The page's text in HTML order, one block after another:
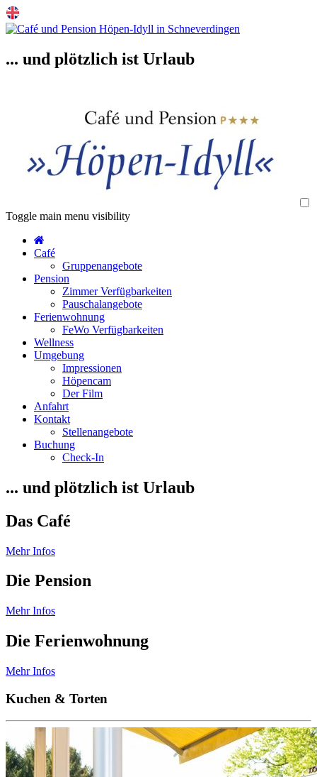
... und plötzlich ist Urlaub
Toggle main menu visibility
Café
Gruppenangebote
Pension
Zimmer Verfügbarkeiten
Pauschalangebote
Ferienwohnung
FeWo Verfügbarkeiten
Wellness
Umgebung
Impressionen
Höpencam
Der Film
Anfahrt
Kontakt
Stellenangebote
Buchung
Check-In
... und plötzlich ist Urlaub
Das Café
Mehr Infos
Die Pension
Mehr Infos
Die Ferienwohnung
Mehr Infos
Kuchen & Torten